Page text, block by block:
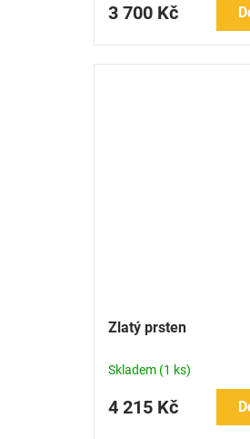
3 700 Kč
Zlatý prsten
Skladem (1 ks)
4 215 Kč